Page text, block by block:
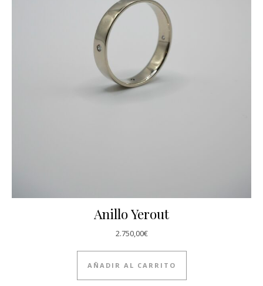
Anillo Yerout
2.750,00€
AÑADIR AL CARRITO